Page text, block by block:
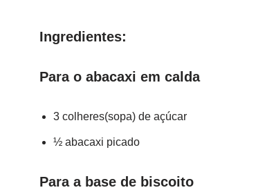
Ingredientes:
Para o abacaxi em calda
3 colheres(sopa) de açúcar
½ abacaxi picado
Para a base de biscoito